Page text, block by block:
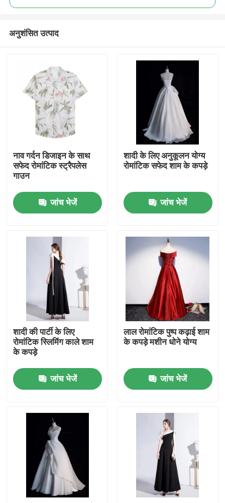
घर
हमारे बारे में
कारखाना भ्रमण
गुणवत्ता नियंत्रण
एक उद्धरण का अनुरोध करें
प्रयुक्त फैशन के कपड़े
प्राथमिक बच्चों के कपड़े
अनुशंसित उत्पाद
नाव गर्दन डिजाइन के साथ
सफेद रोमांटिक स्ट्रैपलेस
गाउन
जांच भेजें
शादी के लिए अनुकूलन योग्य
रोमांटिक सफेद शाम के कपड़े
जांच भेजें
शादी की पार्टी के लिए
रोमांटिक स्लिमिंग काले शाम
के कपड़े
जांच भेजें
लाल रोमांटिक पुष्प कढ़ाई शाम
के कपड़े मशीन धोने योग्य
जांच भेजें